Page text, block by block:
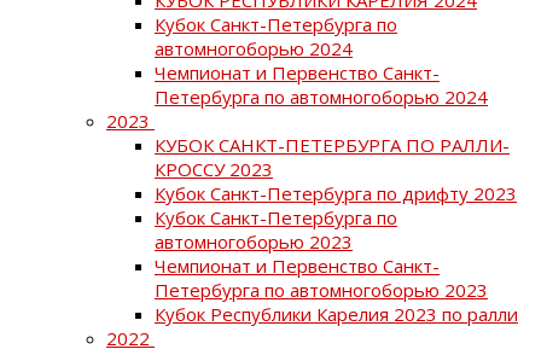
Кубок Санкт-Петербурга по
автомногоборью 2024
Чемпионат и Первенство Санкт-
Петербурга по автомногоборью 2024
2023
КУБОК САНКТ-ПЕТЕРБУРГА ПО РАЛЛИ-
КРОССУ 2023
Кубок Санкт-Петербурга по дрифту 2023
Кубок Санкт-Петербурга по
автомногоборью 2023
Чемпионат и Первенство Санкт-
Петербурга по автомногоборью 2023
Кубок Республики Карелия 2023 по ралли
2022